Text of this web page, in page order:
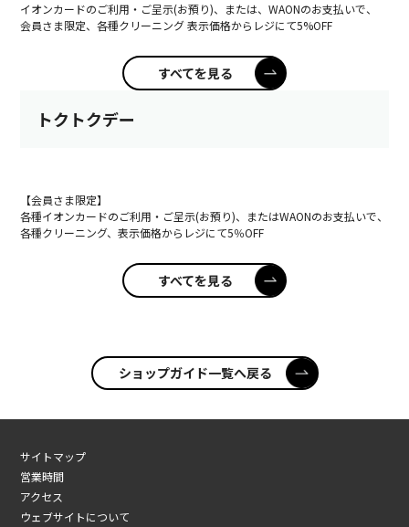
イオンカードのご利用・ご呈示(お預り)、または、WAONのお支払いで、
会員さま限定、各種クリーニング 表示価格からレジにて5%OFF
すべてを見る
トクトクデー
【会員さま限定】
各種イオンカードのご利用・ご呈示(お預り)、またはWAONのお支払いで、
各種クリーニング、表示価格からレジにて5％OFF
すべてを見る
ショップガイド一覧へ戻る
サイトマップ
営業時間
アクセス
ウェブサイトについて